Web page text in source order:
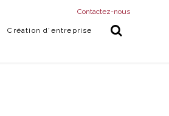
Création d'entreprise
Contactez-nous